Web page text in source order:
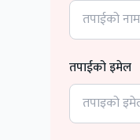
तपाईको इमेल